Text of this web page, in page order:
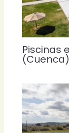
Piscinas
(Cuenca)